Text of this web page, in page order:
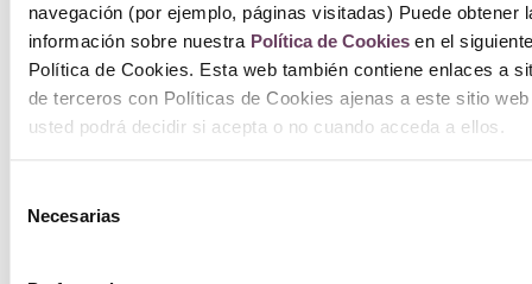
navegación (por ejemplo, páginas visitadas) Puede obtener
información sobre nuestra Política de Cookiesen el
Política de Cookies. Esta web también contiene enlaces a
de terceros con Políticas de Cookies ajenas a este sitio web
usted podrá decidir si acepta o no cuando acceda a ellos.
Necesarias